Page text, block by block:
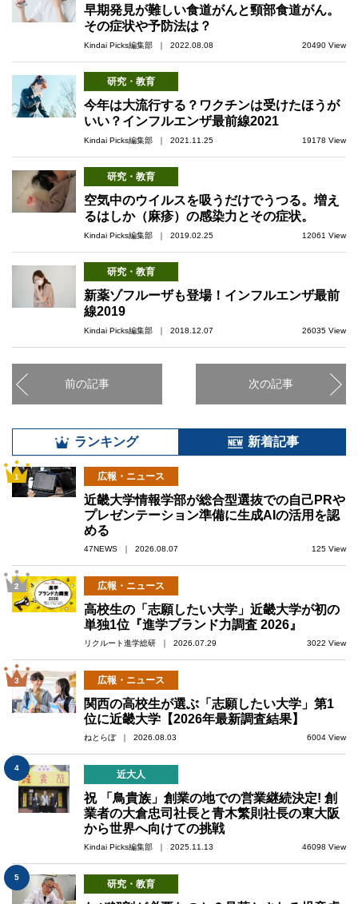
早期発見が難しい食道がんと頸部食道がん。
その症状や予防法は？
Kindai Picks編集部 ｜ 2022.08.08 20490 View
研究・教育
今年は大流行する？ワクチンは受けたほうが
いい？インフルエンザ最前線2021
Kindai Picks編集部 ｜ 2021.11.25 19178 View
研究・教育
空気中のウイルスを吸うだけでうつる。増え
るはしか（麻疹）の感染力とその症状。
Kindai Picks編集部 ｜ 2019.02.25 12061 View
研究・教育
新薬ゾフルーザも登場！インフルエンザ最前
線2019
Kindai Picks編集部 ｜ 2018.12.07 26035 View
前の記事 次の記事
ランキング 新着記事
1 広報・ニュース
近畿大学情報学部が総合型選抜での自己PRや
プレゼンテーション準備に生成AIの活用を認
める
47NEWS ｜ 2026.08.07 125 View
2 広報・ニュース
高校生の「志願したい大学」近畿大学が初の
単独1位『進学ブランド力調査 2026』
リクルート進学総研 ｜ 2026.07.29 3022 View
3 広報・ニュース
関西の高校生が選ぶ「志願したい大学」第1
位に近畿大学【2026年最新調査結果】
ねとらぼ ｜ 2026.08.03 6004 View
4
近大人
祝 「鳥貴族」創業の地での営業継続決定! 創
業者の大倉忠司社長と青木繁則社長の東大阪
から世界へ向けての挑戦
Kindai Picks編集部 ｜ 2025.11.13 46098 View
5
研究・教育